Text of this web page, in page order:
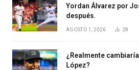
Yordan Álvarez por
después.
AGOSTO 1, 2026 28
¿Realmente
López?